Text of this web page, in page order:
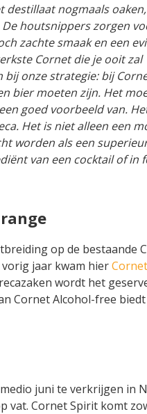
destillaat nogmaals
houtsnippers zorgen
zachte smaak en een
Cornet die je ooit zal
onze strategie: bij
bier moeten zijn. Het
goed voorbeeld van.
Het is niet alleen een
worden als een
van een cocktail of in
op de bestaande
jaar kwam hier
wordt het
Cornet Alcohol-free
juni te verkrijgen in
vat. Cornet Spirit komt